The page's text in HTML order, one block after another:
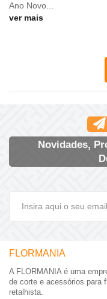
Ano Novo...
ver mais
Novidades,
FLORMANIA
A FLORMANIA é uma
de corte e acessórios para
retalhista.